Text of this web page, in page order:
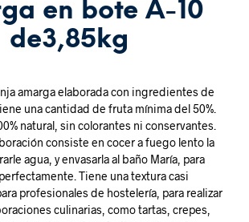
en bote A-10
de3,85kg
amarga elaborada con ingredientes de
una cantidad de fruta mínima del 50%.
natural, sin colorantes ni conservantes.
consiste en cocer a fuego lento la
agua, y envasarla al baño María, para
Tiene una textura casi
profesionales de hostelería, para realizar
culinarias, como tartas, crepes,